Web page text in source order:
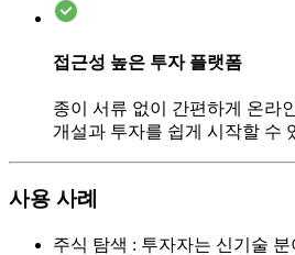
접근성 높은 투자 플랫폼
종이 서류 없이 간편하게 온라
개설과 투자를 쉽게 시작할 수
사용 사례
주식 탐색 : 투자자는 신기술